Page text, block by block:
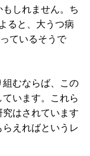
しれません。ち
ると、大うつ病
ているそうで
むならば、この
います。これら
はされています
えればというレ